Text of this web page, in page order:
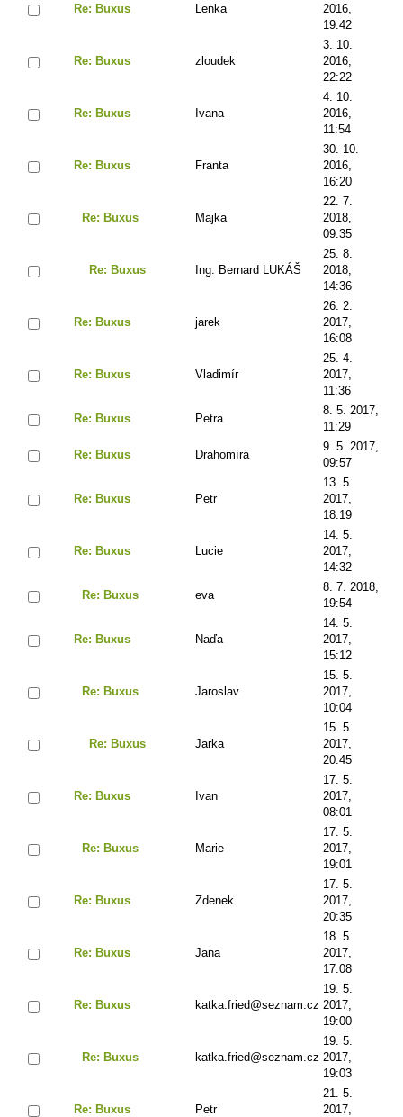
Re: Buxus Lenka
2016,
19:42
Re: Buxus zloudek
3. 10.
2016,
22:22
Re: Buxus Ivana
4. 10.
2016,
11:54
Re: Buxus Franta
30. 10.
2016,
16:20
Re: Buxus Majka
22. 7.
2018,
09:35
Re: Buxus Ing. Bernard LUKÁŠ
25. 8.
2018,
14:36
Re: Buxus jarek
26. 2.
2017,
16:08
Re: Buxus Vladimír
25. 4.
2017,
11:36
Re: Buxus Petra
8. 5. 2017,
11:29
Re: Buxus Drahomíra
9. 5. 2017,
09:57
Re: Buxus Petr
13. 5.
2017,
18:19
Re: Buxus Lucie
14. 5.
2017,
14:32
Re: Buxus eva
8. 7. 2018,
19:54
Re: Buxus Naďa
14. 5.
2017,
15:12
Re: Buxus Jaroslav
15. 5.
2017,
10:04
Re: Buxus Jarka
15. 5.
2017,
20:45
Re: Buxus Ivan
17. 5.
2017,
08:01
Re: Buxus Marie
17. 5.
2017,
19:01
Re: Buxus Zdenek
17. 5.
2017,
20:35
Re: Buxus Jana
18. 5.
2017,
17:08
Re: Buxus katka.fried@seznam.cz
19. 5.
2017,
19:00
Re: Buxus katka.fried@seznam.cz
19. 5.
2017,
19:03
Re: Buxus Petr
21. 5.
2017,